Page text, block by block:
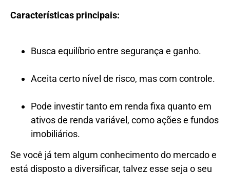
Características principais:
Busca equilíbrio entre segurança e ganho.
Aceita certo nível de risco, mas com controle.
Pode investir tanto em renda fixa quanto em
ativos de renda variável, como ações e fundos
imobiliários.
Se você já tem algum conhecimento do mercado e
está disposto a diversificar, talvez esse seja o seu